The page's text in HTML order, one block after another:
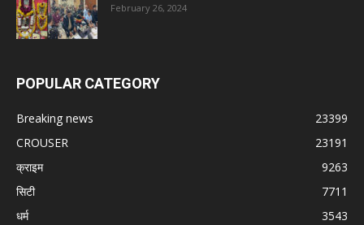
February 26, 2024
POPULAR CATEGORY
Breaking news
23399
CROUSER
23191
क्राइम
9263
सिटी
7711
धर्म
3543